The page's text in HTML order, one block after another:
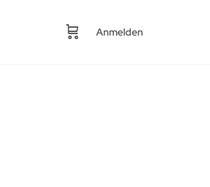
Anmelden